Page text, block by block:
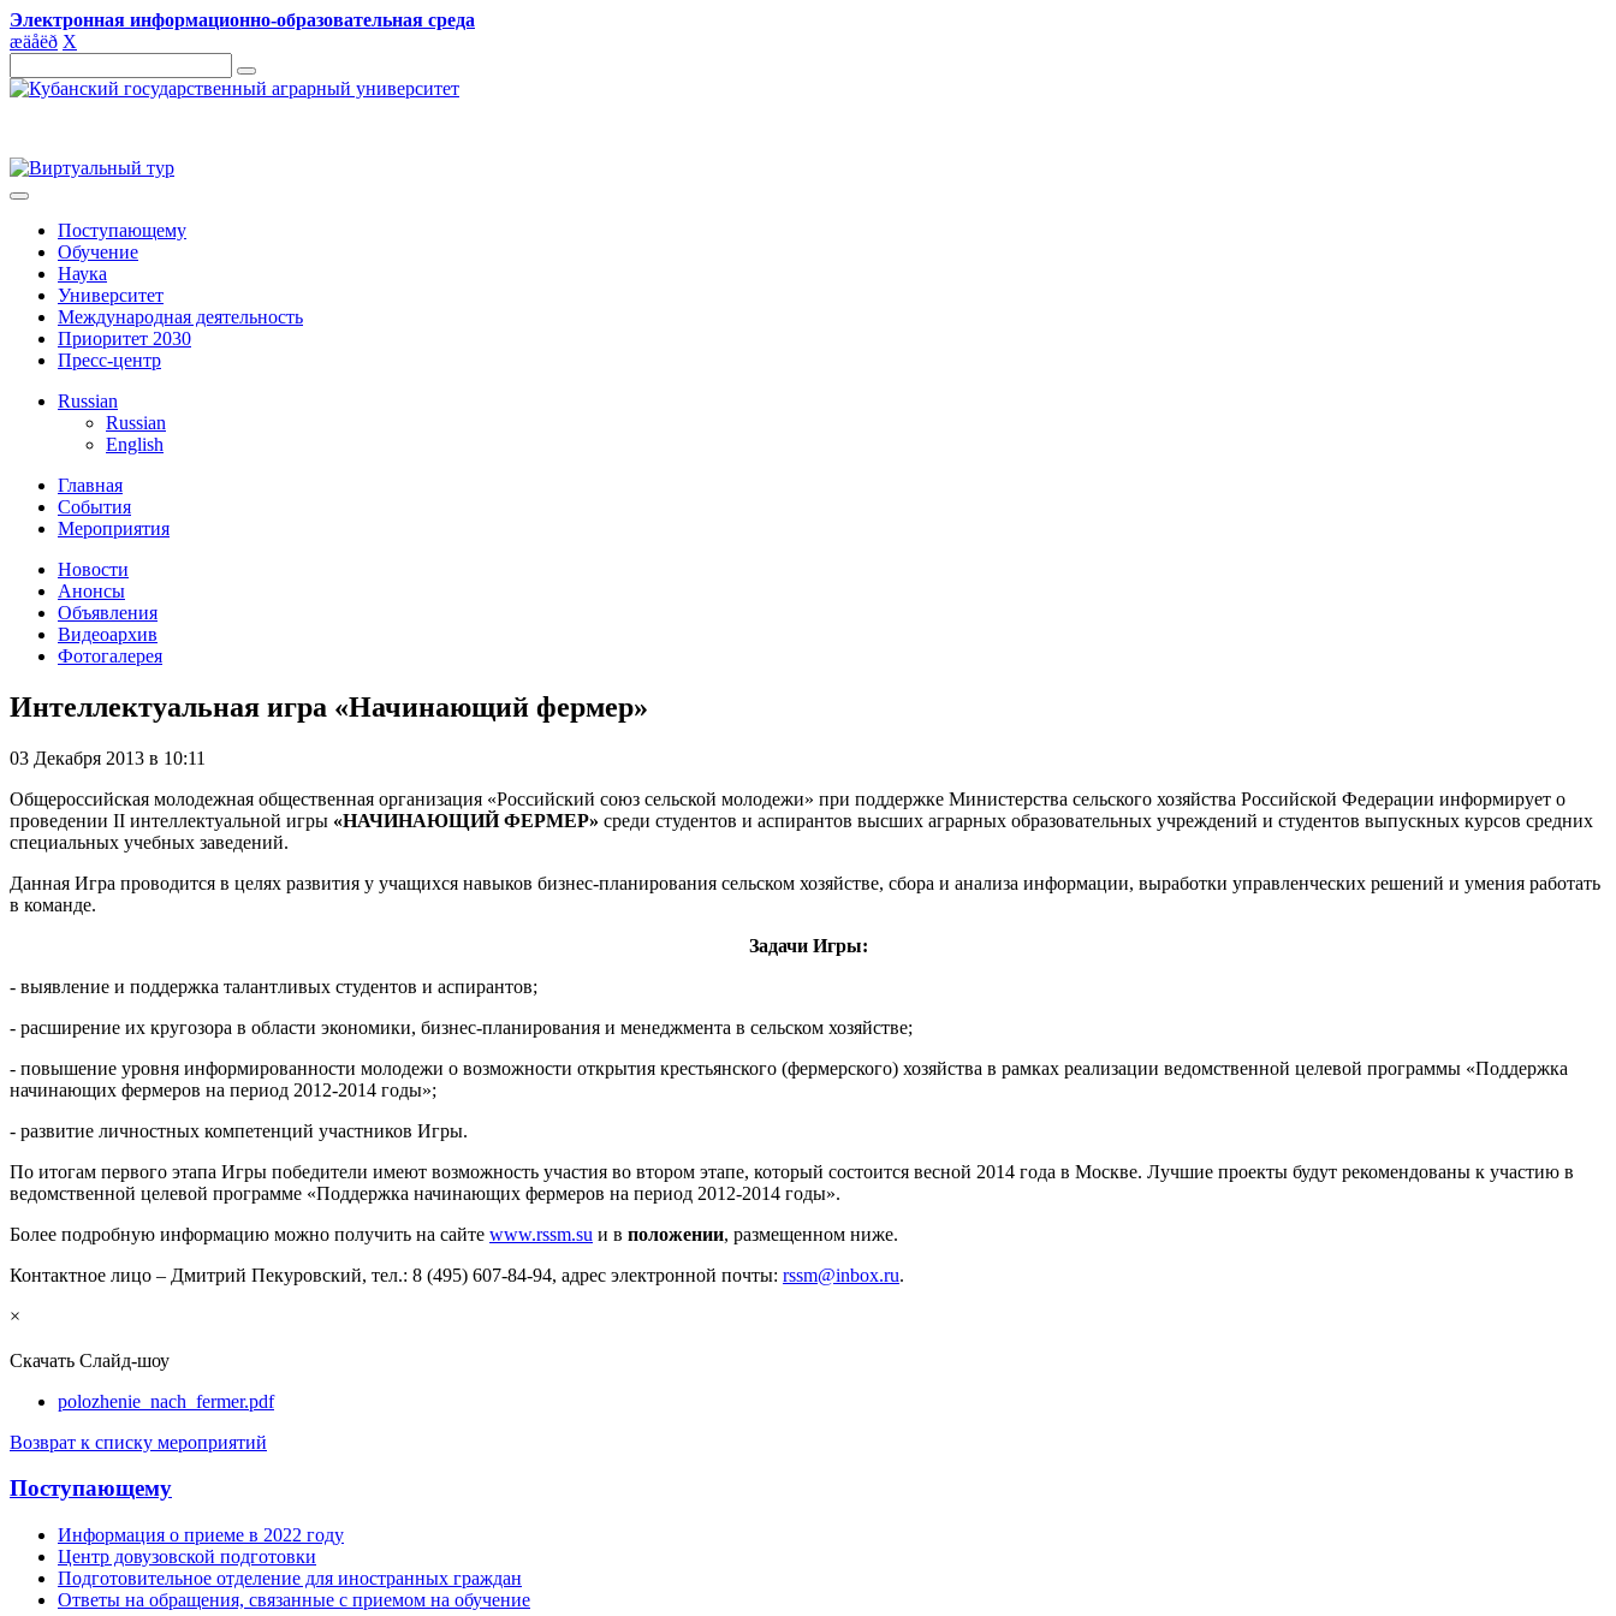
Электронная информационно-образовательная среда
æäåëð X
Поступающему
Обучение
Наука
Университет
Международная деятельность
Приоритет 2030
Пресс-центр
Russian
Russian
English
Главная
События
Мероприятия
Новости
Анонсы
Объявления
Видеоархив
Фотогалерея
Интеллектуальная игра «Начинающий фермер»
03 Декабря 2013 в 10:11
Общероссийская молодежная общественная организация «Российский союз сельской молодежи» при поддержке Министерства сельского хозяйства Российской Федерации информирует о
проведении II интеллектуальной игры «НАЧИНАЮЩИЙ ФЕРМЕР» среди студентов и аспирантов высших аграрных образовательных учреждений и студентов выпускных курсов средних
специальных учебных заведений.
Данная Игра проводится в целях развития у учащихся навыков бизнес-планирования сельском хозяйстве, сбора и анализа информации, выработки управленческих решений и умения работать
в команде.
Задачи Игры:
- выявление и поддержка талантливых студентов и аспирантов;
- расширение их кругозора в области экономики, бизнес-планирования и менеджмента в сельском хозяйстве;
- повышение уровня информированности молодежи о возможности открытия крестьянского (фермерского) хозяйства в рамках реализации ведомственной целевой программы «Поддержка
начинающих фермеров на период 2012-2014 годы»;
- развитие личностных компетенций участников Игры.
По итогам первого этапа Игры победители имеют возможность участия во втором этапе, который состоится весной 2014 года в Москве. Лучшие проекты будут рекомендованы к участию в
ведомственной целевой программе «Поддержка начинающих фермеров на период 2012-2014 годы».
Более подробную информацию можно получить на сайте www.rssm.su и в положении, размещенном ниже.
Контактное лицо – Дмитрий Пекуровский, тел.: 8 (495) 607-84-94, адрес электронной почты: rssm@inbox.ru.
×
Скачать Слайд-шоу
polozhenie_nach_fermer.pdf
Возврат к списку мероприятий
Поступающему
Информация о приеме в 2022 году
Центр довузовской подготовки
Подготовительное отделение для иностранных граждан
Ответы на обращения, связанные с приемом на обучение